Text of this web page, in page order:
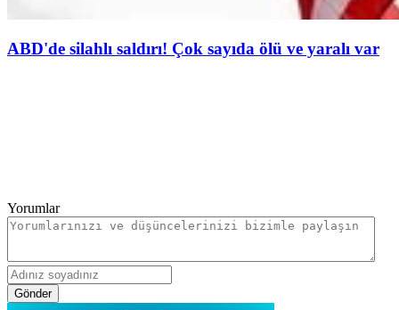
ABD'de silahlı saldırı! Çok sayıda ölü ve yaralı var
Yorumlar
Gönder